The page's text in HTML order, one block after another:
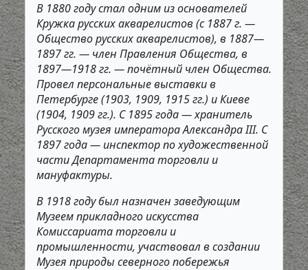
В 1880 году стал одним из основателей
Кружка русских акварелистов (с 1887 г. —
Общество русских акварелистов), в 1887—
1897 гг. — член Правления Общества, в
1897—1918 гг. — почётный член Общества.
Провел персональные выставки в
Петербурге (1903, 1909, 1915 гг.) и Киеве
(1904, 1909 гг.). С 1895 года — хранитель
Русского музея императора Александра III. С
1897 года — инспектор по художественной
части Департамента торговли и
мануфактуры.
В 1918 году был назначен заведующим
Музеем прикладного искусства
Комиссариата торговли и
промышленности, участвовал в создании
Музея природы северного побережья